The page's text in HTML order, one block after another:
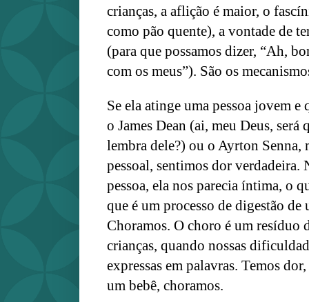
crianças, a aflição é maior, o
como pão quente), a vontade de
(para que possamos dizer, “Ah,
com os meus”). São os
Se ela atinge uma pessoa jovem
o James Dean (ai, meu Deus, será
lembra dele?) ou o Ayrton Senna,
pessoal, sentimos dor verdadeira.
pessoa, ela nos parecia íntima, o
que é um processo de digestão
Choramos. O choro é um resíduo
crianças, quando nossas
expressas em palavras. Temos
um bebê, choramos.